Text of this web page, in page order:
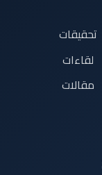
تحقيقات
لقاءات
مقالات